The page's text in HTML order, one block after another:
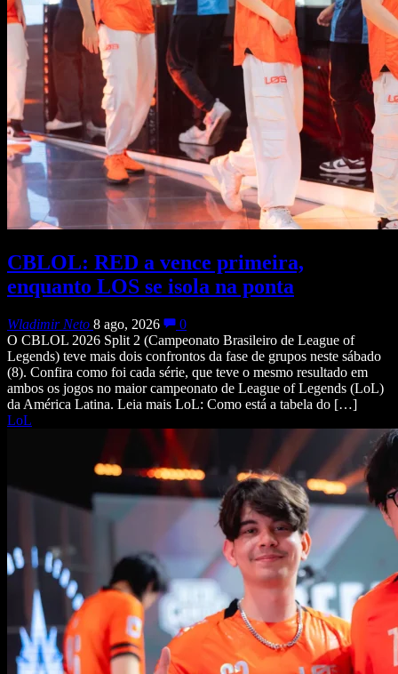
CBLOL: RED a vence primeira,
enquanto LOS se isola na ponta
Wladimir Neto 8 ago, 2026
0
O CBLOL 2026 Split 2 (Campeonato Brasileiro de League of
Legends) teve mais dois confrontos da fase de grupos neste sábado
(8). Confira como foi cada série, que teve o mesmo resultado em
ambos os jogos no maior campeonato de League of Legends (LoL)
da América Latina. Leia mais LoL: Como está a tabela do […]
LoL